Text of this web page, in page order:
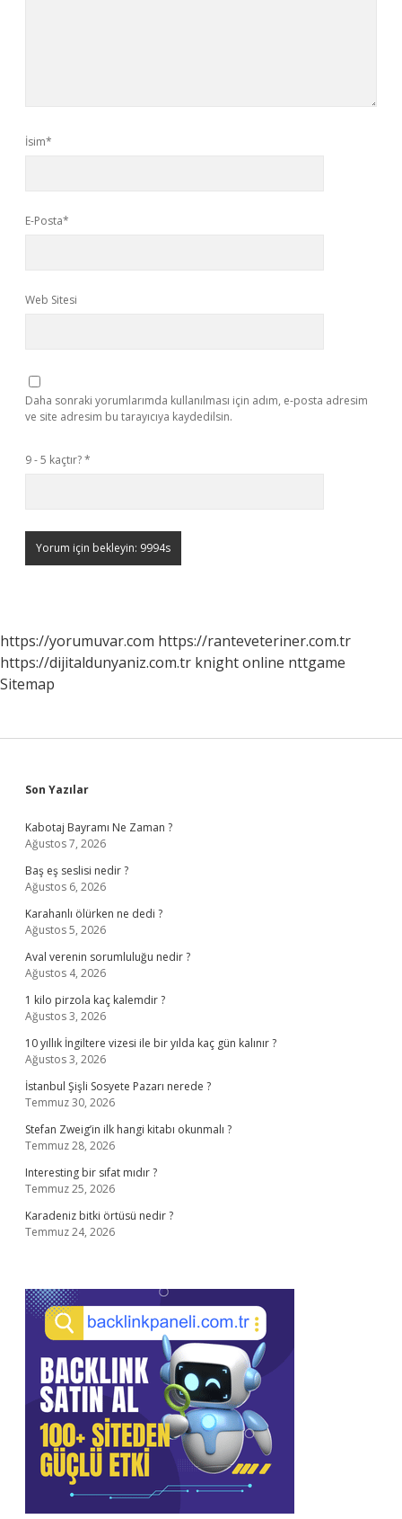
İsim*
E-Posta*
Web Sitesi
Daha sonraki yorumlarımda kullanılması için adım, e-posta adresim
ve site adresim bu tarayıcıya kaydedilsin.
9 - 5 kaçtır?*
https://yorumuvar.com https://ranteveteriner.com.tr
https://dijitaldunyaniz.com.tr knight online nttgame
Sitemap
Sidebar
Son Yazılar
Kabotaj Bayramı Ne Zaman ?
Ağustos 7, 2026
Baş eş seslisi nedir ?
Ağustos 6, 2026
Karahanlı ölürken ne dedi ?
Ağustos 5, 2026
Aval verenin sorumluluğu nedir ?
Ağustos 4, 2026
1 kilo pirzola kaç kalemdir ?
Ağustos 3, 2026
10 yıllık İngiltere vizesi ile bir yılda kaç gün kalınır ?
Ağustos 3, 2026
İstanbul Şişli Sosyete Pazarı nerede ?
Temmuz 30, 2026
Stefan Zweig’in ilk hangi kitabı okunmalı ?
Temmuz 28, 2026
Interesting bir sıfat mıdır ?
Temmuz 25, 2026
Karadeniz bitki örtüsü nedir ?
Temmuz 24, 2026